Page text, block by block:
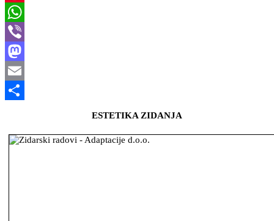
Pinterest
WhatsApp
Viber
Mastodon
Email
ESTETIKA ZIDANJA